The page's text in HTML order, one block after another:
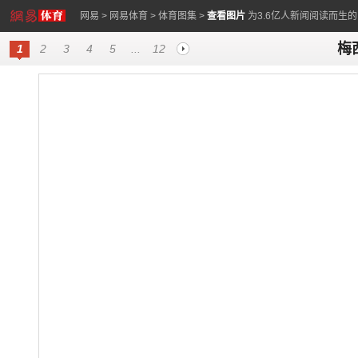
网易 > 网易体育 > 体育图集 > 查看图片 为3.6亿人新闻阅读而生
1 2 3 4 5 12 梅